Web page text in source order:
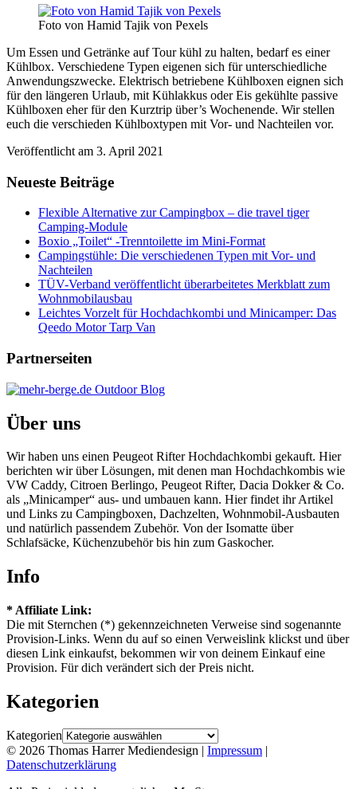
Foto von Hamid Tajik von Pexels
Um Essen und Getränke auf Tour kühl zu halten, bedarf es einer
Kühlbox. Verschiedene Typen eigenen sich für unterschiedliche
Anwendungszwecke. Elektrisch betriebene Kühlboxen eignen sich
für den längeren Urlaub, mit Kühlakkus oder Eis gekühlte passive
Kühlboxen eher für den Kurztrip über’s Wochenende. Wir stellen
euch die verschieden Kühlboxtypen mit Vor- und Nachteilen vor.
Veröffentlicht am 3. April 2021
Neueste Beiträge
Flexible Alternative zur Campingbox – die travel tiger
Camping-Module
Boxio „Toilet“ -Trenntoilette im Mini-Format
Campingstühle: Die verschiedenen Typen mit Vor- und
Nachteilen
TÜV-Verband veröffentlicht überarbeitetes Merkblatt zum
Wohnmobilausbau
Leichtes Vorzelt für Hochdachkombi und Minicamper: Das
Qeedo Motor Tarp Van
Partnerseiten
Über uns
Wir haben uns einen Peugeot Rifter Hochdachkombi gekauft. Hier
berichten wir über Lösungen, mit denen man Hochdachkombis wie
VW Caddy, Citroen Berlingo, Peugeot Rifter, Dacia Dokker & Co.
als „Minicamper“ aus- und umbauen kann. Hier findet ihr Artikel
und Links zu Campingboxen, Dachzelten, Wohnmobil-Ausbauten
und natürlich passendem Zubehör. Von der Isomatte über
Schlafsäcke, Küchenzubehör bis hin zum Gaskocher.
Info
* Affiliate Link:
Die mit Sternchen (*) gekennzeichneten Verweise sind sogenannte
Provision-Links. Wenn du auf so einen Verweislink klickst und über
diesen Link einkaufst, bekommen wir von deinem Einkauf eine
Provision. Für dich verändert sich der Preis nicht.
Kategorien
Kategorien
© 2026 Thomas Harrer Mediendesign | Impressum |
Datenschutzerklärung